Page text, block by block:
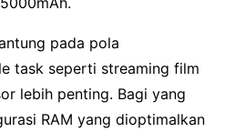
pada pola
task seperti streaming film
lebih penting. Bagi yang
RAM yang dioptimalkan